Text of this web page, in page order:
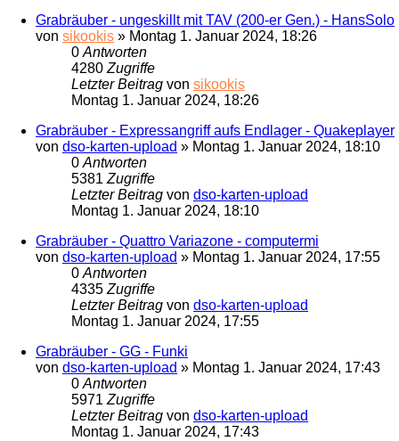
Grabräuber - ungeskillt mit TAV (200-er Gen.) - HansSolo
von sikookis » Montag 1. Januar 2024, 18:26
0Antworten
4280Zugriffe
Letzter Beitrag von sikookis
Montag 1. Januar 2024, 18:26
Grabräuber - Expressangriff aufs Endlager - Quakeplayer
von dso-karten-upload » Montag 1. Januar 2024, 18:10
0Antworten
5381Zugriffe
Letzter Beitrag von dso-karten-upload
Montag 1. Januar 2024, 18:10
Grabräuber - Quattro Variazone - computermi
von dso-karten-upload » Montag 1. Januar 2024, 17:55
0Antworten
4335Zugriffe
Letzter Beitrag von dso-karten-upload
Montag 1. Januar 2024, 17:55
Grabräuber - GG - Funki
von dso-karten-upload » Montag 1. Januar 2024, 17:43
0Antworten
5971Zugriffe
Letzter Beitrag von dso-karten-upload
Montag 1. Januar 2024, 17:43